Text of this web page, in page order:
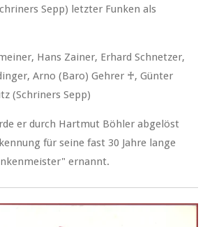
Sepp) letzter Funken als
Hans Zainer, Erhard Schnetzer,
Arno (Baro) Gehrer ♰, Günter
(Schriners Sepp)
er durch Hartmut Böhler abgelöst
für seine fast 30 Jahre lange
ernannt.